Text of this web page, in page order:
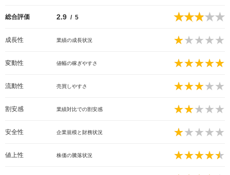
総合評価 2.9 / 5
成長性 業績の成長状況
点
変動性 値幅の稼ぎやすさ
流動性 売買しやすさ
割安感 業績対比での割安感
安全性 企業規模と財務状況
点
値上性 株価の騰落状況